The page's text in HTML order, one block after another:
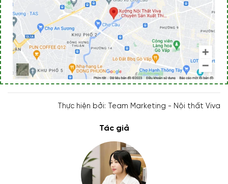
Thực hiện bởi: Team Marketing - Nội thất Viva
Tác giả